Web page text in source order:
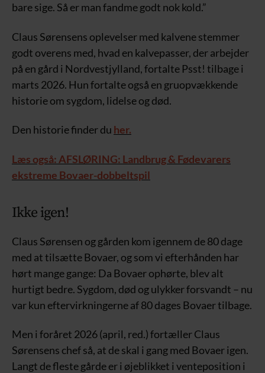
bare sige. Så er man fandme godt nok kold.”
Claus Sørensens oplevelser med kalvene stemmer
godt overens med, hvad en kalvepasser, der arbejder
på en gård i Nordvestjylland, fortalte Psst! tilbage i
marts 2026. Hun fortalte også en gruopvækkende
historie om sygdom, lidelse og død.
Den historie finder du her.
Læs også: AFSLØRING: Landbrug & Fødevarers
ekstreme Bovaer-dobbeltspil
Ikke igen!
Claus Sørensen og gården kom igennem de 80 dage
med at tilsætte Bovaer, og som vi efterhånden har
hørt mange gange: Da Bovaer ophørte, blev alt
hurtigt bedre. Sygdom, død og ulykker forsvandt – nu
var kun eftervirkningerne af 80 dages Bovaer tilbage.
Men i foråret 2026 (april, red.) fortæller Claus
Sørensens chef så, at de skal i gang med Bovaer igen.
Langt de fleste gårde er i øjeblikket i venteposition i